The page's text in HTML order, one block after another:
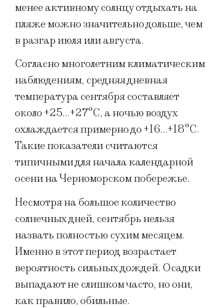
менее активному солнцу отдыхать на
пляже можно значительно дольше, чем
в разгар июля или августа.
Согласно многолетним климатическим
наблюдениям, средняя дневная
температура сентября составляет
около +25…+27°C, а ночью воздух
охлаждается примерно до +16…+18°C.
Такие показатели считаются
типичными для начала календарной
осени на Черноморском побережье.
Несмотря на большое количество
солнечных дней, сентябрь нельзя
назвать полностью сухим месяцем.
Именно в этот период возрастает
вероятность сильных дождей. Осадки
выпадают не слишком часто, но они,
как правило, обильные.